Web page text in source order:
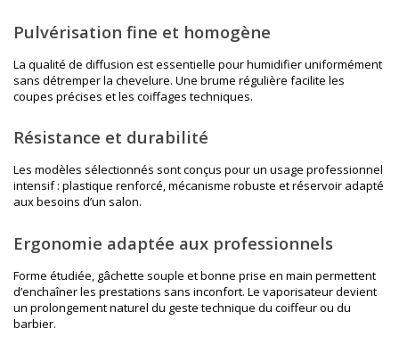
Pulvérisation fine et homogène
La qualité de diffusion est essentielle pour humidifier uniformément
sans détremper la chevelure. Une brume régulière facilite les
coupes précises et les coiffages techniques.
Résistance et durabilité
Les modèles sélectionnés sont conçus pour un usage professionnel
intensif : plastique renforcé, mécanisme robuste et réservoir adapté
aux besoins d’un salon.
Ergonomie adaptée aux professionnels
Forme étudiée, gâchette souple et bonne prise en main permettent
d’enchaîner les prestations sans inconfort. Le vaporisateur devient
un prolongement naturel du geste technique du coiffeur ou du
barbier.